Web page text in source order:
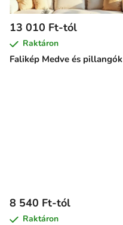
Falikép Medve és pillangók
13 010 Ft-tól
Raktáron
8 540 Ft-tól
Raktáron